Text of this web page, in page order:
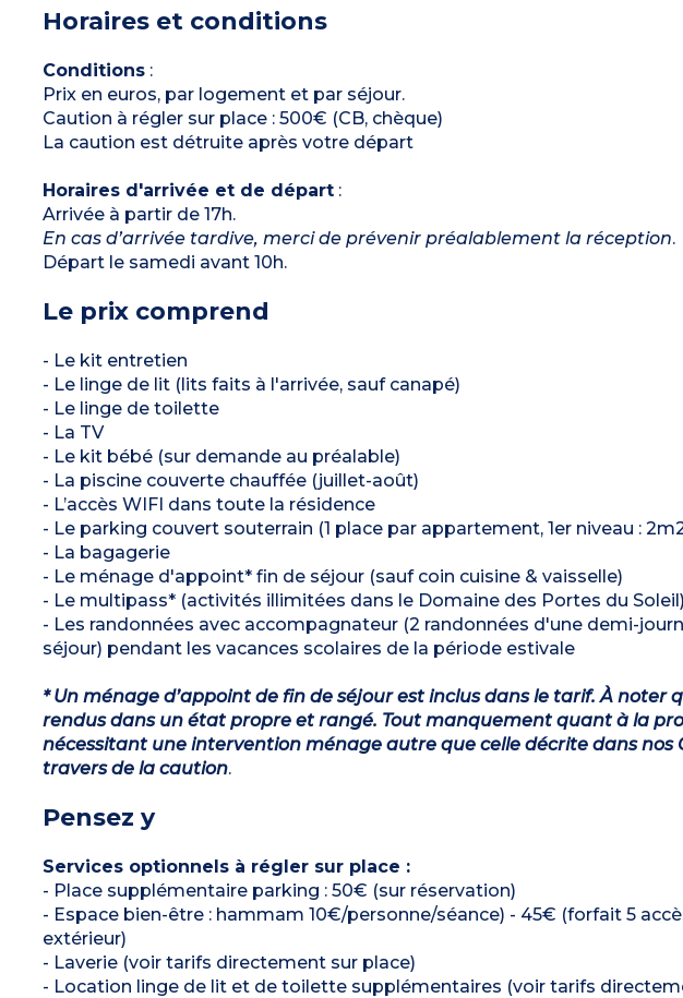
1 cabine avec 2 lits superposés
1 salle de bains
1 salle de douche avec WC
1 WC séparé
Horaires et conditions
Conditions:
Prix en euros, par logement et par séjour.
Caution à régler sur place : 500€ (CB, chèque)
La caution est détruite après votre départ
Horaires d'arrivée et de départ:
Arrivée à partir de 17h.
En cas d’arrivée tardive, merci de prévenir préalablement la réception.
Départ le samedi avant 10h.
Le prix comprend
- Le kit entretien
- Le linge de lit (lits faits à l'arrivée, sauf canapé)
- Le linge de toilette
- La TV
- Le kit bébé (sur demande au préalable)
- La piscine couverte chauffée (juillet-août)
- L’accès WIFI dans toute la résidence
- Le parking couvert souterrain (1 place par appartement, 1er niveau :
- La bagagerie
- Le ménage d'appoint* fin de séjour (sauf coin cuisine & vaisselle)
- Le multipass* (activités illimitées dans le Domaine des Portes du Soleil)
- Les randonnées avec accompagnateur (2 randonnées d'une demi-
séjour) pendant les vacances scolaires de la période estivale
* Un ménage d’appoint de fin de séjour est inclus dans le tarif. À
rendus dans un état propre et rangé. Tout manquement quant à la
nécessitant une intervention ménage autre que celle décrite dans nos
travers de la caution.
Pensez y
Services optionnels à régler sur place :
- Place supplémentaire parking : 50€ (sur réservation)
- Espace bien-être : hammam 10€/personne/séance) - 45€ (forfait 5
extérieur)
- Laverie (voir tarifs directement sur place)
- Location linge de lit et de toilette supplémentaires (voir tarifs